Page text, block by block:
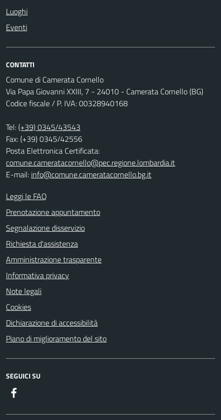
Luoghi
Eventi
CONTATTI
Comune di Camerata Cornello
Via Papa Giovanni XXIII, 7 - 24010 - Camerata Cornello (BG)
Codice fiscale / P. IVA: 00328940168
Tel:(+39) 0345/43543
Fax: (+39) 0345/42556
Posta Elettronica Certificata:
comune.cameratacornello@pec.regione.lombardia.it
E-mail: info@comune.cameratacornello.bg.it
Leggi le FAQ
Prenotazione appuntamento
Segnalazione disservizio
Richiesta d'assistenza
Amministrazione trasparente
Informativa privacy
Note legali
Cookies
Dichiarazione di accessibilità
Piano di miglioramento del sito
SEGUICI SU